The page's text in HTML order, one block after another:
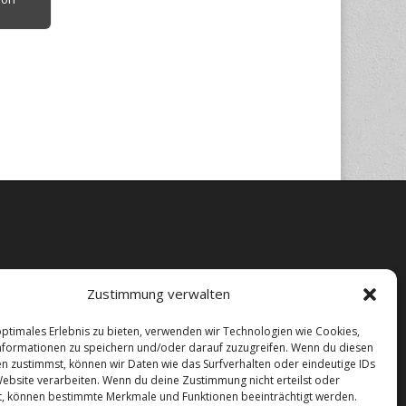
Zustimmung verwalten
Erlebnis zu bieten, verwenden wir Technologien wie Cookies,
zu speichern und/oder darauf zuzugreifen. Wenn du diesen
zustimmst, können wir Daten wie das Surfverhalten oder eindeutige IDs
verarbeiten. Wenn du deine Zustimmung nicht erteilst oder
können bestimmte Merkmale und Funktionen beeinträchtigt werden.